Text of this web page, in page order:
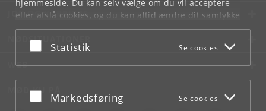
hjemmeside. Du kan selv vælge om du vil acceptere
eller afslå cookies, og du kan altid ændre dit samtykke
underCookie- og privatlivspolitiksom du finder i
bunden af hver side.
Acceptér eller afslå
Statistik Se cookies
Acceptér eller afslå
Markedsføring Se cookies
JOB OG KARRIERE
NØDSITUATIONER
WEB
MØD KU PÅ